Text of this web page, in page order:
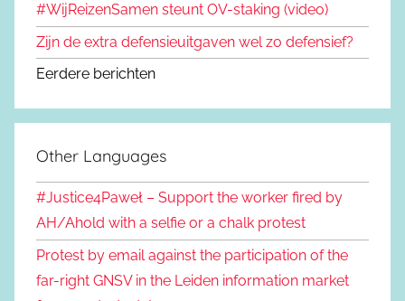
#WijReizenSamen steunt OV-staking (video)
Zijn de extra defensieuitgaven wel zo defensief?
Eerdere berichten
Other Languages
#Justice4Paweł – Support the worker fired by
AH/Ahold with a selfie or a chalk protest
Protest by email against the participation of the
far-right GNSV in the Leiden information market